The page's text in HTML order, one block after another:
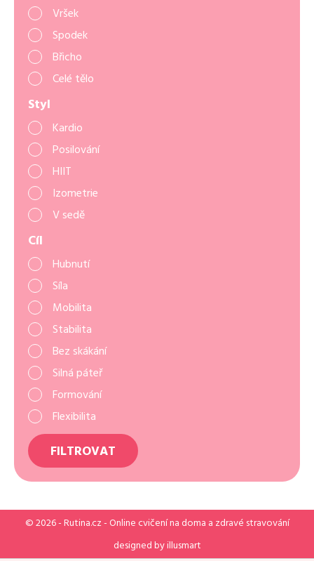
Vršek
Spodek
Břicho
Celé tělo
Styl
Kardio
Posilování
HIIT
Izometrie
V sedě
Cíl
Hubnutí
Síla
Mobilita
Stabilita
Bez skákání
Silná páteř
Formování
Flexibilita
FILTROVAT
© 2026 - Rutina.cz- Online cvičení na doma a zdravé stravování
designed byillusmart